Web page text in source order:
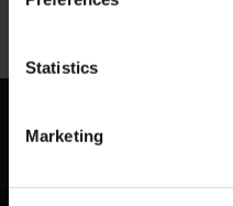
Statistics
Marketing